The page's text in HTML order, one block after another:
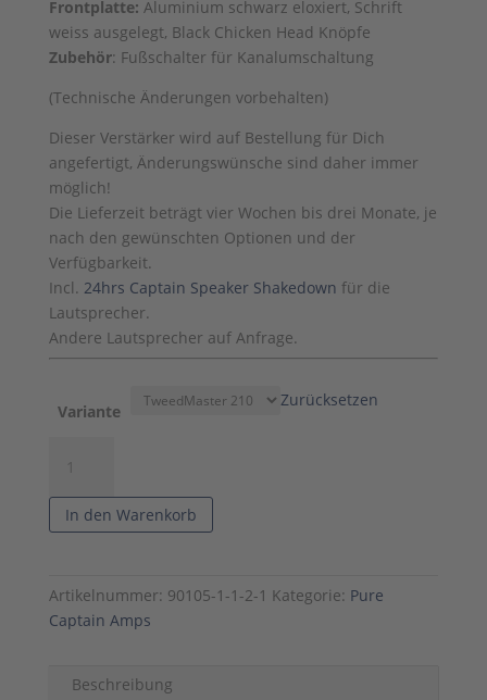
Frontplatte: Aluminium schwarz eloxiert, Schrift
weiss ausgelegt, Black Chicken Head Knöpfe
Zubehör: Fußschalter für Kanalumschaltung
(Technische Änderungen vorbehalten)
Dieser Verstärker wird auf Bestellung für Dich
angefertigt, Änderungswünsche sind daher immer
möglich!
Die Lieferzeit beträgt vier Wochen bis drei Monate, je
nach den gewünschten Optionen und der
Verfügbarkeit.
Incl. 24hrs Captain Speaker Shakedown für die
Lautsprecher.
Andere Lautsprecher auf Anfrage.
Variante
Zurücksetzen
Master
AmpIn den Warenkorb
Artikelnummer: 90105-1-1-2-1 Kategorie: Pure
Captain Amps
Beschreibung